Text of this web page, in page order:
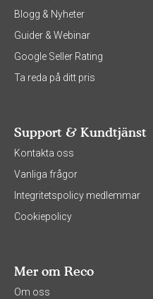
Blogg & Nyheter
Guider & Webinar
Google Seller Rating
Ta reda på ditt pris
Support & Kundtjänst
Kontakta oss
Vanliga frågor
Integritetspolicy medlemmar
Cookiepolicy
Mer om Reco
Om oss